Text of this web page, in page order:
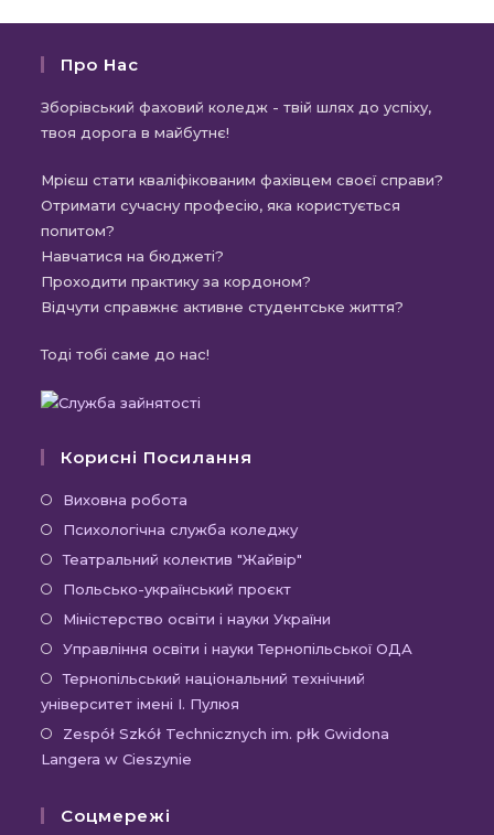
Про Нас
Зборівський фаховий коледж - твій шлях до успіху,
твоя дорога в майбутнє!
Мрієш стати кваліфікованим фахівцем своєї справи?
Отримати сучасну професію, яка користується
попитом?
Навчатися на бюджеті?
Проходити практику за кордоном?
Відчути справжнє активне студентське життя?
Тоді тобі саме до нас!
Корисні Посилання
Виховна робота
в
новій
вкладці
Психологічна служба коледжуВідкриється
в
вкладці
Театральний колектив "Жайвір"
новій
вкладці
Польсько-український проєктВідкриється
в
новій
вкладці
Міністерство освіти і науки України
в
новій
Управління освіти і науки Тернопільської ОДА
Тернопільський національний технічний
університет імені І. Пулюя
Zespół Szkół Technicznych im. płk Gwidona
Langera w Cieszynie
Соцмережі